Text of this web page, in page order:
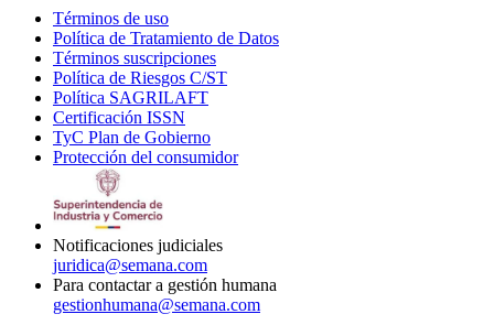
Términos de uso
in
new
window
Política de Tratamiento de Datos
Términos suscripciones
in
Política de Riesgos C/ST
Política SAGRILAFT
new
window
Certificación ISSN
in
new
TyC Plan de Gobierno
in
Protección del consumidorOpens
Notificaciones judiciales
juridica@semana.com
Para contactar a gestión humana
gestionhumana@semana.com